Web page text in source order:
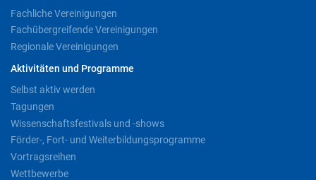
Fachliche Vereinigungen
Fachübergreifende Vereinigungen
Regionale Vereinigungen
Aktivitäten und Programme
Selbst aktiv werden
Tagungen
Wissenschaftsfestivals und -shows
Förder-, Fort- und Weiterbildungsprogramme
Vortragsreihen
Wettbewerbe